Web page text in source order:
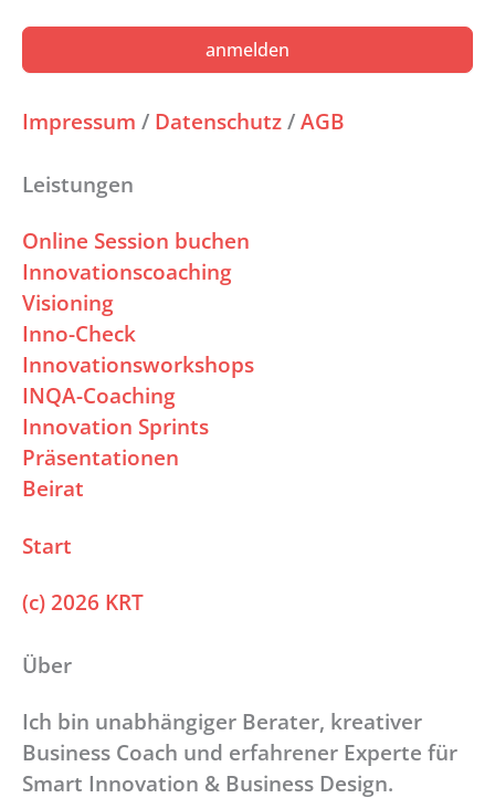
anmelden
Impressum / Datenschutz / AGB
Leistungen
Online Session buchen
Innovationscoaching
Visioning
Inno-Check
Innovationsworkshops
INQA-Coaching
Innovation Sprints
Präsentationen
Beirat
Start
(c) 2026 KRT
Über
Ich bin unabhängiger Berater, kreativer
Business Coach und erfahrener Experte für
Smart Innovation & Business Design.